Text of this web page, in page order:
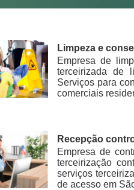
Limpeza e
Empresa de
terceirizada de
Serviços para
comerciais
Recepção
Empresa de
terceirização
serviços
de acesso em